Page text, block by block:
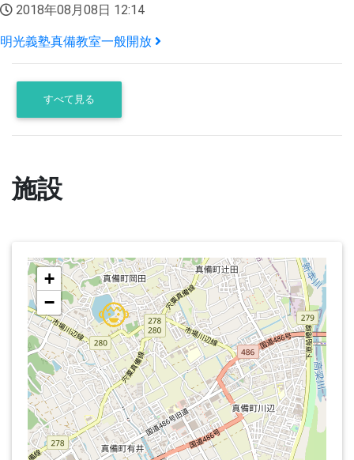
2018年08月08日 12:14
明光義塾真備教室一般開放
すべて見る
施設
+
−